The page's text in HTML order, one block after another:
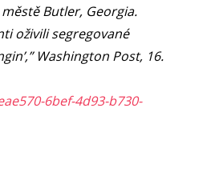
Butler, Georgia.
oživili segregované
Washington Post, 16.
6bef-4d93-b730-